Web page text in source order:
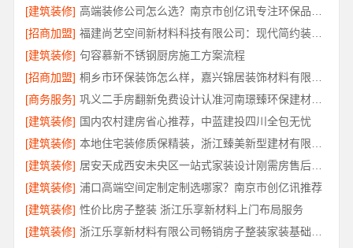
[建筑装修]
[招商加盟]
福建尚艺空间新材料科技有限公司：现代简约装修免费设计整体落地
[建筑装修] 句容慕新不锈钢厨房施工方案流程
[招商加盟]
[商务服务]
巩义二手房翻新免费设计认准河南璟臻环保建材有限公司
[建筑装修] 国内农村建房省心推荐，中蓝建投四川全包无忧
[建筑装修]
[建筑装修]
居安天成西安未央区一站式家装设计刚需房售后完善
[建筑装修] 浦口高端空间定制定制选哪家？南京市创亿讯推荐
[建筑装修] 性价比房子整装 浙江乐享新材料上门布局服务
[建筑装修]